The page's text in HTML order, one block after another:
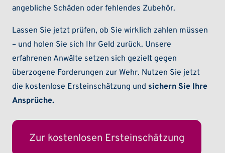
angebliche Schäden oder fehlendes Zubehör.
Lassen Sie jetzt prüfen, ob Sie wirklich zahlen müssen
– und holen Sie sich Ihr Geld zurück. Unsere
erfahrenen Anwälte setzen sich gezielt gegen
überzogene Forderungen zur Wehr. Nutzen Sie jetzt
die kostenlose Ersteinschätzung und sichern Sie Ihre
Ansprüche.
Zur kostenlosen Ersteinschätzung